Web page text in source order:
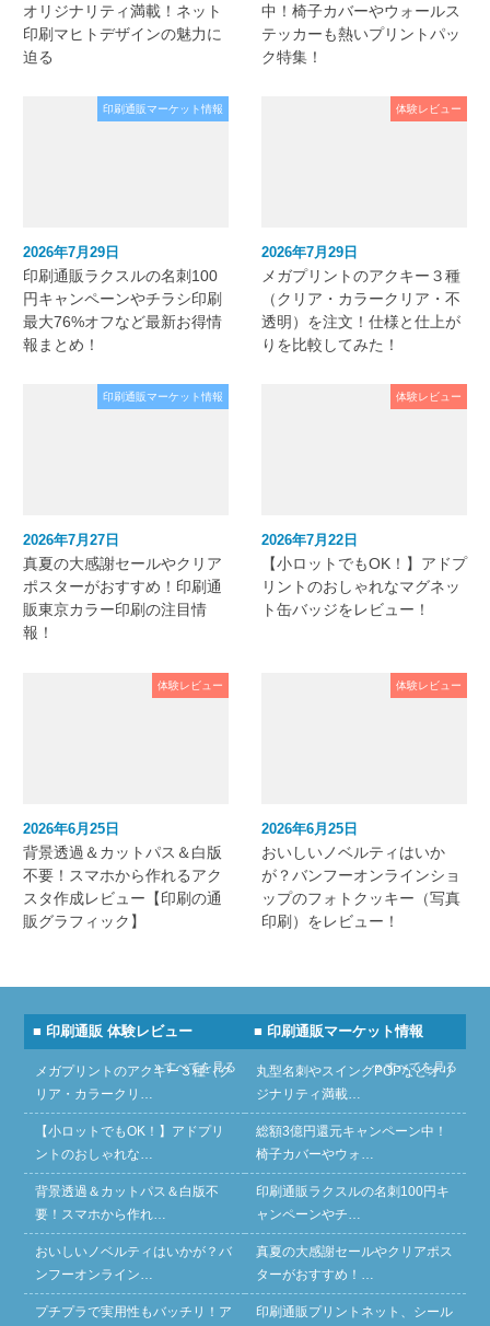
オリジナリティ満載！ネット
印刷マヒトデザインの魅力に
迫る
中！椅子カバーやウォールス
テッカーも熱いプリントパッ
ク特集！
印刷通販マーケット情報
2026年7月29日
印刷通販ラクスルの名刺100
円キャンペーンやチラシ印刷
最大76%オフなど最新お得情
報まとめ！
体験レビュー
2026年7月29日
メガプリントのアクキー３種
（クリア・カラークリア・不
透明）を注文！仕様と仕上が
りを比較してみた！
印刷通販マーケット情報
2026年7月27日
真夏の大感謝セールやクリア
ポスターがおすすめ！印刷通
販東京カラー印刷の注目情
報！
体験レビュー
2026年7月22日
【小ロットでもOK！】アドプ
リントのおしゃれなマグネッ
ト缶バッジをレビュー！
体験レビュー
2026年6月25日
背景透過＆カットパス＆白版
不要！スマホから作れるアク
スタ作成レビュー【印刷の通
販グラフィック】
体験レビュー
2026年6月25日
おいしいノベルティはいか
が？バンフーオンラインショ
ップのフォトクッキー（写真
印刷）をレビュー！
■ 印刷通販 体験レビュー
» すべてを見る
メガプリントのアクキー３種（ク
リア・カラークリ…
【小ロットでもOK！】アドプリ
ントのおしゃれな…
背景透過＆カットパス＆白版不
要！スマホから作れ…
おいしいノベルティはいかが？バ
ンフーオンライン…
プチプラで実用性もバッチリ！ア
■ 印刷通販マーケット情報
» すべてを見る
丸型名刺やスイングPOPなどオリ
ジナリティ満載…
総額3億円還元キャンペーン中！
椅子カバーやウォ…
印刷通販ラクスルの名刺100円キ
ャンペーンやチ…
真夏の大感謝セールやクリアポス
ターがおすすめ！…
印刷通販プリントネット、シール